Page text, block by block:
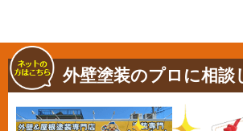
外壁塗装のプロに相談